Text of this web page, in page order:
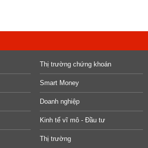
Thị trường chứng khoán
Smart Money
Doanh nghiệp
Kinh tế vĩ mô - Đầu tư
Thị trường